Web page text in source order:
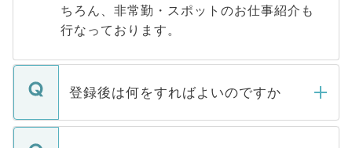
ちろん、非常勤・スポットのお仕事紹介も
行なっております。
登録後は何をすればよいのですか
ご登録いただきましたら、弊社担当者がご